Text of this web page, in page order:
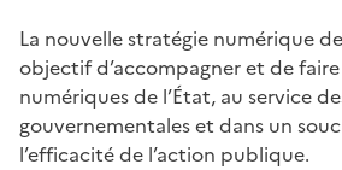
La nouvelle stratégie numérique
objectif d’accompagner et de
numériques de l’État, au service
gouvernementales et dans un
l’efficacité de l’action publique.